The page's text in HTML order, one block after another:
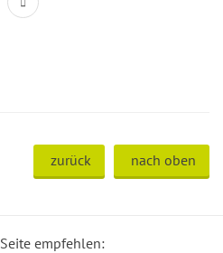
zurück nach oben
Seite empfehlen: